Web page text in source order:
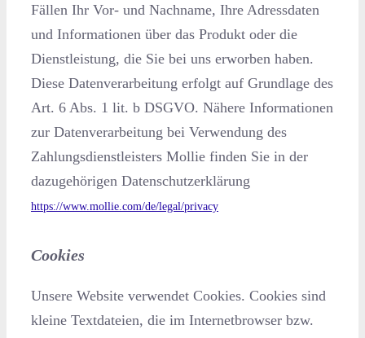
Fällen Ihr Vor- und Nachname, Ihre Adressdaten
und Informationen über das Produkt oder die
Dienstleistung, die Sie bei uns erworben haben.
Diese Datenverarbeitung erfolgt auf Grundlage des
Art. 6 Abs. 1 lit. b DSGVO. Nähere Informationen
zur Datenverarbeitung bei Verwendung des
Zahlungsdienstleisters Mollie finden Sie in der
dazugehörigen Datenschutzerklärung
https://www.mollie.com/de/legal/privacy
Cookies
Unsere Website verwendet Cookies. Cookies sind
kleine Textdateien, die im Internetbrowser bzw.